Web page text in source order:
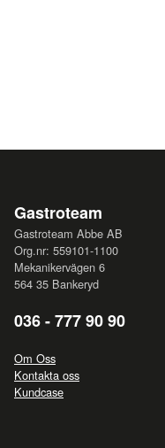
Gastroteam
Gastroteam Abbe AB
Org.nr: 559101-1100
Mekanikervägen 6
564 35 Bankeryd
036 - 777 90 90
Om Oss
Kontakta oss
Kundcase